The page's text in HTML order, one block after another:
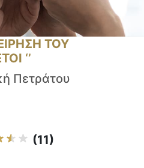
ΤΟΥ
‘’
Πετράτου
(11)